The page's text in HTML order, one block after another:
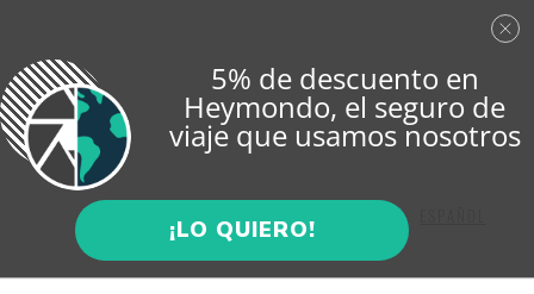
5% de descuento en
Heymondo, el seguro de
viaje que usamos nosotros
¡LO QUIERO!